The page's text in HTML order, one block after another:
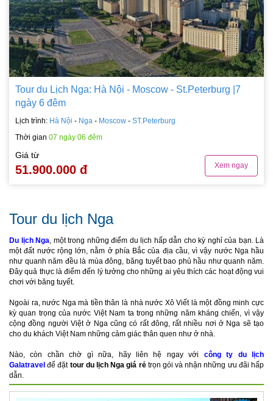
Tour du Lịch Nga: Hà Nội - Moscow - St.Peterburg |7
ngày 6 đêm
Lịch trình: Hà Nội - Nga - Moscow - ST.Peterburg
Thời gian 07 ngày 06 đêm
Giá từ
51.900.000 đ Xem ngay
Tour du lịch Nga
Du lịch Nga , một trong những điểm du lịch hấp dẫn cho kỳ nghỉ của bạn. Là
một đất nước rộng lớn, nằm ở phía Bắc của địa cầu, vì vậy nước Nga hầu
như quanh năm đều là mùa đông, băng tuyết bao phủ hầu như quanh năm.
Đây quả thực là điểm đến lý tưởng cho những ai yêu thích các hoạt động vui
chơi với băng tuyết.
Ngoài ra, nước Nga mà tiền thân là nhà nước Xô Viết là một đồng minh cực
kỳ quan trọng của nước Việt Nam ta trong những năm kháng chiến, vì vậy
cộng đồng người Việt ở Nga cũng có rất đông, rất nhiều nơi ở Nga sẽ tạo
cho du khách Việt Nam những cảm giác thân quen như ở nhà.
Nào, còn chần chờ gì nữa, hãy liên hệ ngay với công ty du lịch
Galatravel để đặt tour du lịch Nga giá rẻtrọn gói và nhận những ưu đãi hấp
dẫn.